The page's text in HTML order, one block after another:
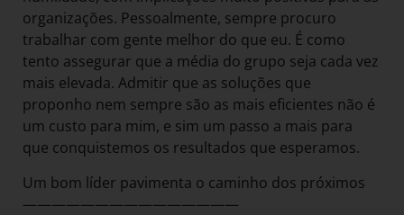
organizações. Pessoalmente, sempre procuro
trabalhar com gente melhor do que eu. É como
tento assegurar que a média do grupo seja cada vez
mais elevada. Admitir que as soluções que
proponho nem sempre são as mais eficientes não é
um custo para mim, e sim um passo a mais para
que conquistemos os resultados que esperamos.
Um bom líder pavimenta o caminho dos próximos
———————————————